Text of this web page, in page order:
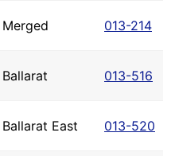
Merged 013-214
Ballarat 013-516
Ballarat East 013-520